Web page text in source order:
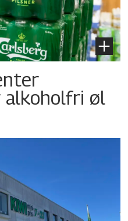
alkoholfri øl